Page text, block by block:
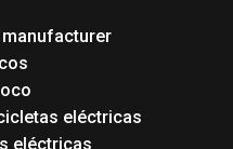
eléctricas
eléctricas